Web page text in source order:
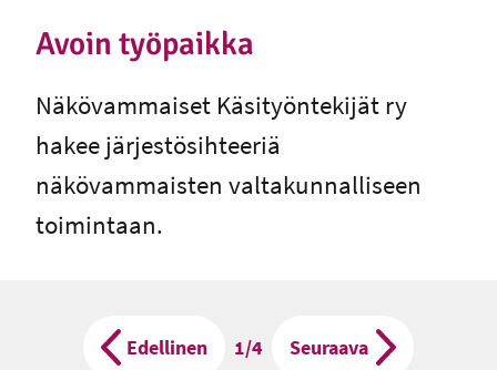
Avoin työpaikka
Näkövammaiset Käsityöntekijät ry
hakee järjestösihteeriä
näkövammaisten valtakunnalliseen
toimintaan.
Edellinen Sivu
1/4 Seuraava